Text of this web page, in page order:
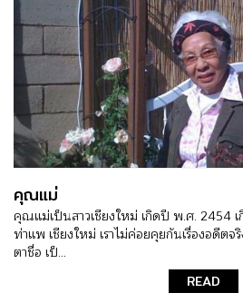
คุณแม่
คุณแม่เป็นสาวเชียงใหม่ เกิดปี พ.ศ. 2454
ท่าแพ เชียงใหม่ เราไม่ค่อยคุยกันเรื่องอดีต
ตาชื่อ เป็...
READ